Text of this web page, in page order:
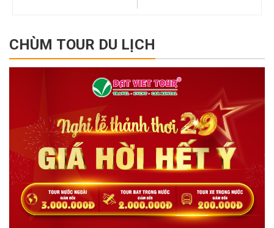
CHÙM TOUR DU LỊCH